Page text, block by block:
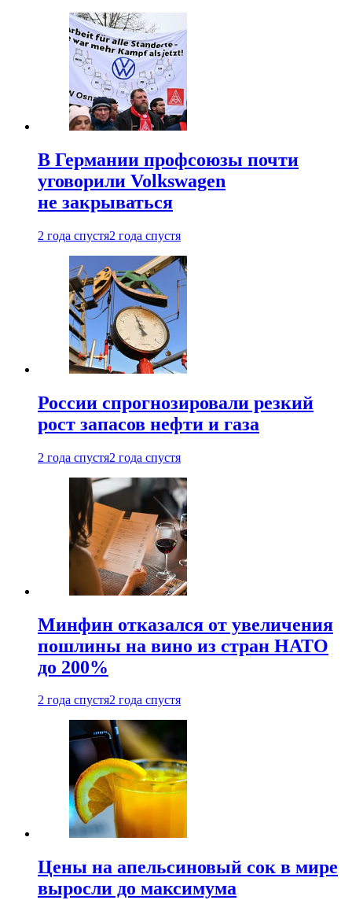
В Германии профсоюзы почти
уговорили Volkswagen
не закрываться
2 года спустя2 года спустя
России спрогнозировали резкий
рост запасов нефти и газа
2 года спустя2 года спустя
Минфин отказался от увеличения
пошлины на вино из стран НАТО
до 200%
2 года спустя2 года спустя
Цены на апельсиновый сок в мире
выросли до максимума